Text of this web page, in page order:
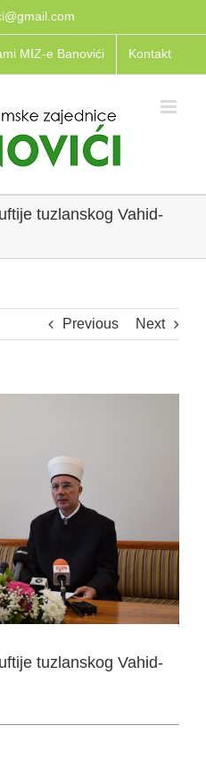
MIZ-e Banovići Kontakt
tuzlanskog Vahid-
Previous Next
tuzlanskog Vahid-